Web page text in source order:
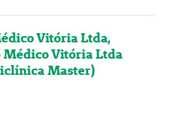
Vitória Ltda,
Médico Vitória Ltda
Master)